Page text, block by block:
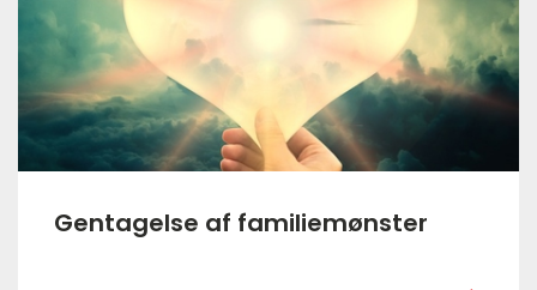
Gentagelse af familiemønster